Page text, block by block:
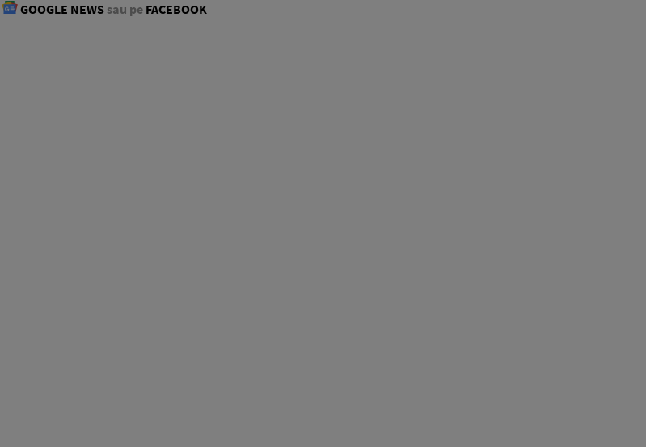
GOOGLE NEWS sau pe FACEBOOK